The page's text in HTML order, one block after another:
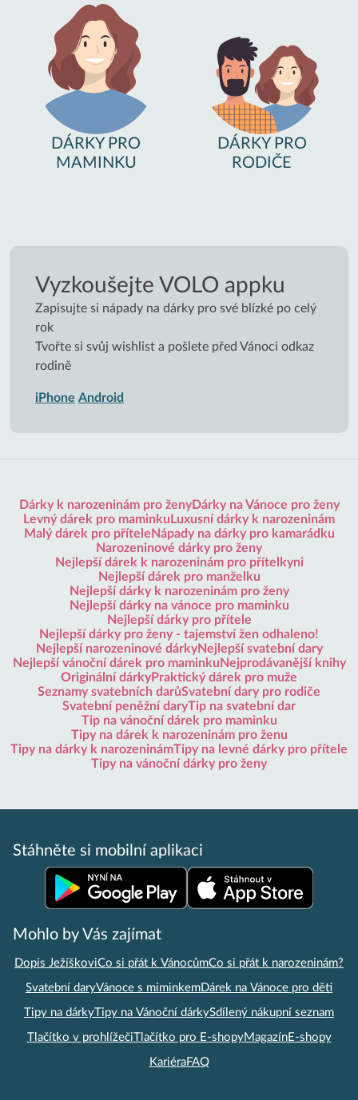
DÁRKY PRO
MAMINKU
DÁRKY PRO
RODIČE
Vyzkoušejte VOLO appku
Zapisujte si nápady na dárky pro své blízké po celý
rok
Tvořte si svůj wishlist a pošlete před Vánoci odkaz
rodině
iPhone Android
Dárky k narozeninám pro ženyDárky na Vánoce pro ženy
Levný dárek pro maminku Luxusní dárky k narozeninám
Malý dárek pro přítele Nápady na dárky pro kamarádku
Narozeninové dárky pro ženy
Nejlepší dárek k narozeninám pro přítelkyni
Nejlepší dárek pro manželku
Nejlepší dárky k narozeninám pro ženy
Nejlepší dárky na vánoce pro maminku
Nejlepší dárky pro přítele
Nejlepší dárky pro ženy - tajemství žen odhaleno!
Nejlepší narozeninové dárkyNejlepší svatební dary
Nejlepší vánoční dárek pro maminku Nejprodávanější knihy
Originální dárkyPraktický dárek pro muže
Seznamy svatebních darůSvatební dary pro rodiče
Svatební peněžní daryTip na svatební dar
Tip na vánoční dárek pro maminku
Tipy na dárek k narozeninám pro ženu
Tipy na dárky k narozeninámTipy na levné dárky pro přítele
Tipy na vánoční dárky pro ženy
Stáhněte si mobilní aplikaci
Mohlo by Vás zajímat
Dopis JežíškoviCo si přát k VánocůmCo si přát k narozeninám?
Svatební daryVánoce s miminkemDárek na Vánoce pro děti
Tipy na dárkyTipy na Vánoční dárkySdílený nákupní seznam
Tlačítko v prohlížečiTlačítko pro E-shopyMagazínE-shopy
KariéraFAQ